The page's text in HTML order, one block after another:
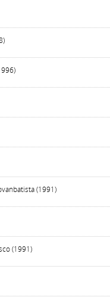
(1991)
(1991)